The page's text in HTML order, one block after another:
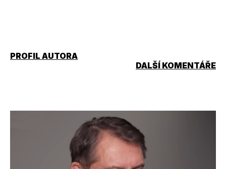
PROFIL AUTORA
DALŠÍ KOMENTÁŘE